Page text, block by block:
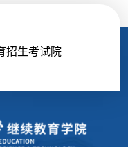
招生考试院